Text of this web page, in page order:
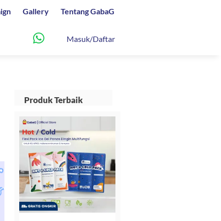
Gallery Tentang GabaG
Masuk/Daftar
Produk Terbaik